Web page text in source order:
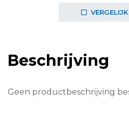
VERGELIJK
Beschrijving
Geen productbeschrijving